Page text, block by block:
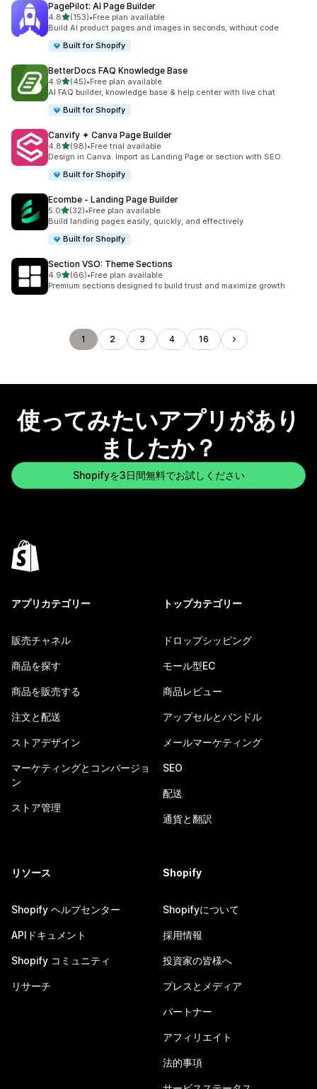
PagePilot: AI Page Builder
4.85つ星中
(153)
合計レビュー数：153件
•Free plan available
Build AI product pages and images in seconds, without code
Built for Shopify
BetterDocs FAQ Knowledge Base
4.95つ星中
(45)
合計レビュー数：45件
•Free plan available
AI FAQ builder, knowledge base & help center with live chat
Built for Shopify
Canvify ✦ Canva Page Builder
4.85つ星中
(98)
合計レビュー数：98件
•Free trial available
Design in Canva. Import as Landing Page or section with SEO.
Built for Shopify
Ecombe ‑ Landing Page Builder
5.05つ星中
(32)
合計レビュー数：32件
•Free plan available
Build landing pages easily, quickly, and effectively
Built for Shopify
Section VSO: Theme Sections
4.95つ星中
(66)
合計レビュー数：66件
•Free plan available
Premium sections designed to build trust and maximize growth
1 2 3 4 16
使ってみたいアプリがあり
ましたか？
Shopifyを3日間無料でお試しください
アプリカテゴリー
販売チャネル
商品を探す
商品を販売する
注文と配送
ストアデザイン
マーケティングとコンバージョ
ン
ストア管理
トップカテゴリー
ドロップシッピング
モール型EC
商品レビュー
アップセルとバンドル
メールマーケティング
SEO
配送
通貨と翻訳
リソース
Shopify ヘルプセンター
APIドキュメント
Shopify コミュニティ
リサーチ
Shopify
Shopifyについて
採用情報
投資家の皆様へ
プレスとメディア
パートナー
アフィリエイト
法的事項